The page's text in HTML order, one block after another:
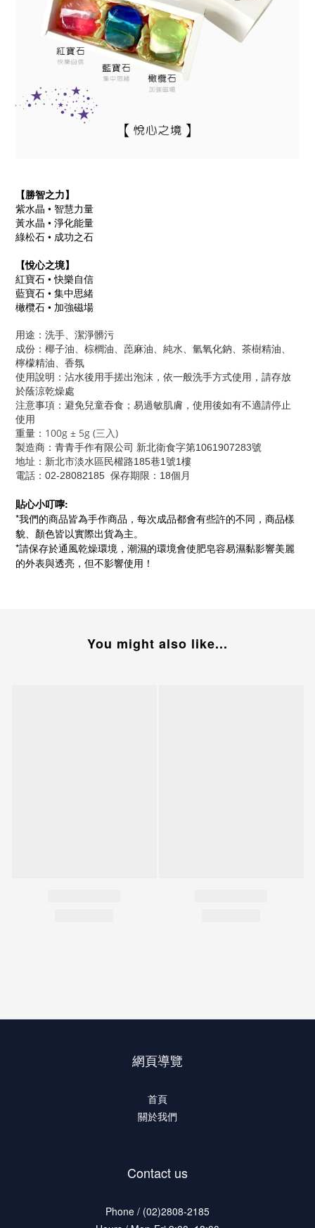
【勝智之力】
紫水晶 • 智慧力量
黃水晶 • 淨化能量
綠松石 • 成功之石
【悅心之境】
紅寶石 • 快樂自信
藍寶石 • 集中思緒
橄欖石 • 加強磁場
用途：洗手、潔淨髒污
成份：椰子油、棕櫚油、萞麻油、純水、氫氧化鈉、茶樹精油、
檸檬精油、香氛
使用說明：沾水後用手搓出泡沫，依一般洗手方式使用，請存放
於蔭涼乾燥處
注意事項：避免兒童吞食；易過敏肌膚，使用後如有不適請停止
使用
重量： 100g ± 5g (三入)
製造商：青青手作有限公司 新北衛食字第1061907283號
地址：新北市淡水區民權路185巷1號1樓
電話：02-28082185 保存期限：18個月
貼心小叮嚀:
*我們的商品皆為手作商品，每次成品都會有些許的不同，商品樣
貌、顏色皆以實際出貨為主。
*請保存於通風乾燥環境，潮濕的環境會使肥皂容易濕黏影響美麗
的外表與透亮，但不影響使用！
You might also like...
網頁導覽
首頁
關於我們
Contact us
Phone / (02)2808-2185